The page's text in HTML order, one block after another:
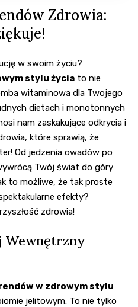
Zdrowia:
w swoim życiu?
stylu życia to nie
witaminowa dla Twojego
dietach i monotonnych
nam zaskakujące odkrycia i
które sprawią, że
Od jedzenia owadów po
Twój świat do góry
to możliwe, że tak proste
efekty?
zdrowia!
Wewnętrzny
w zdrowym stylu
jelitowym. To nie tylko